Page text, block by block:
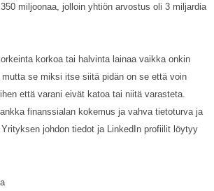
miljoonaa, jolloin yhtiön arvostus oli 3 miljardia
korkoa tai halvinta lainaa vaikka onkin
se miksi itse siitä pidän on se että voin
että varani eivät katoa tai niitä varasteta.
finanssialan kokemus ja vahva tietoturva ja
johdon tiedot ja LinkedIn profiilit löytyy